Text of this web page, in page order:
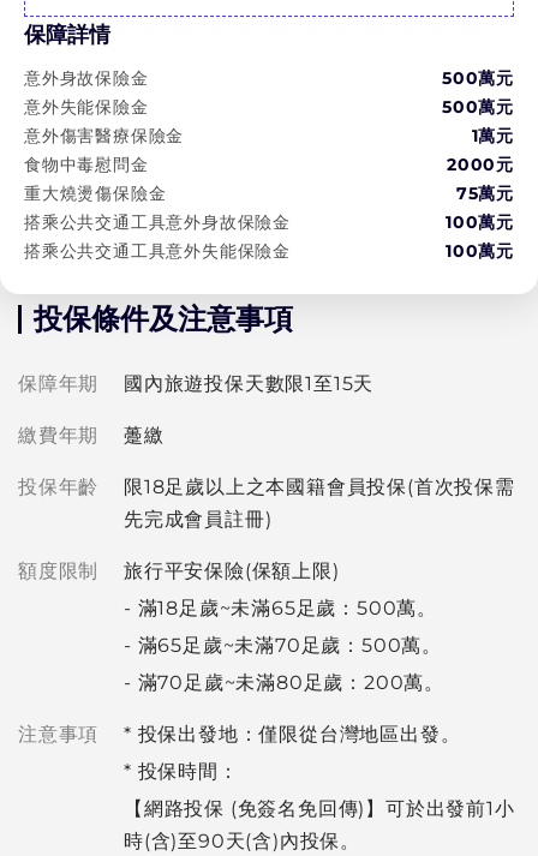
保障詳情
意外身故保險金 500萬元
意外失能保險金
500萬元
意外傷害醫療保險金
1萬元
食物中毒慰問金
2000元
重大燒燙傷保險金
75萬元
搭乘公共交通工具意外身故保險金
100萬元
搭乘公共交通工具意外失能保險金
100萬元
投保條件及注意事項
保障年期 國內旅遊投保天數限1至15天
繳費年期 躉繳
投保年齡
限18足歲以上之本國籍會員投保(首次投保需
先完成會員註冊)
額度限制
旅行平安保險(保額上限)
- 滿18足歲~未滿65足歲：500萬。
- 滿65足歲~未滿70足歲：500萬。
- 滿70足歲~未滿80足歲：200萬。
注意事項
* 投保出發地：僅限從台灣地區出發。
* 投保時間：
【網路投保 (免簽名免回傳)】可於出發前1小
時(含)至90天(含)內投保。